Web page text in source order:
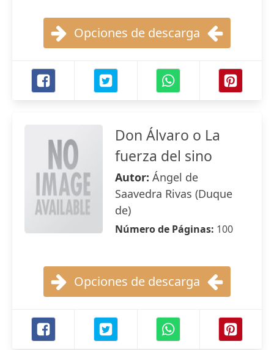
Opciones de descarga
Don Álvaro o La
fuerza del sino
Autor: Ángel de
Saavedra Rivas (Duque
de)
Número de Páginas: 100
Opciones de descarga